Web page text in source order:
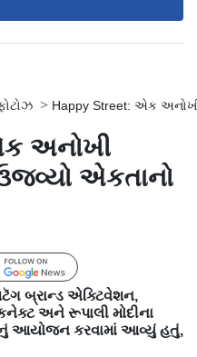
> Happy Street: એક
અનોખી
એકતાનો
Follow Us
બ્રાન્ડ એક્ટિવેશન,
અને રૂપાલી મોદીના
આયોજન કરવામાં આવ્યું હતું,